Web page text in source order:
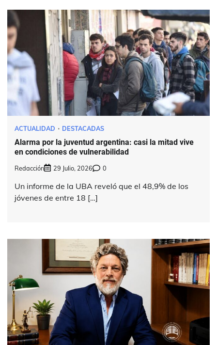
ACTUALIDAD DESTACADAS
Alarma por la juventud argentina: casi la mitad vive
en condiciones de vulnerabilidad
Redacción 29 Julio, 2026 0
Un informe de la UBA reveló que el 48,9% de los
jóvenes de entre 18 […]